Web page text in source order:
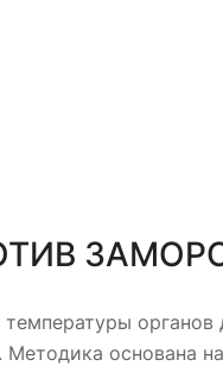
органов
основана